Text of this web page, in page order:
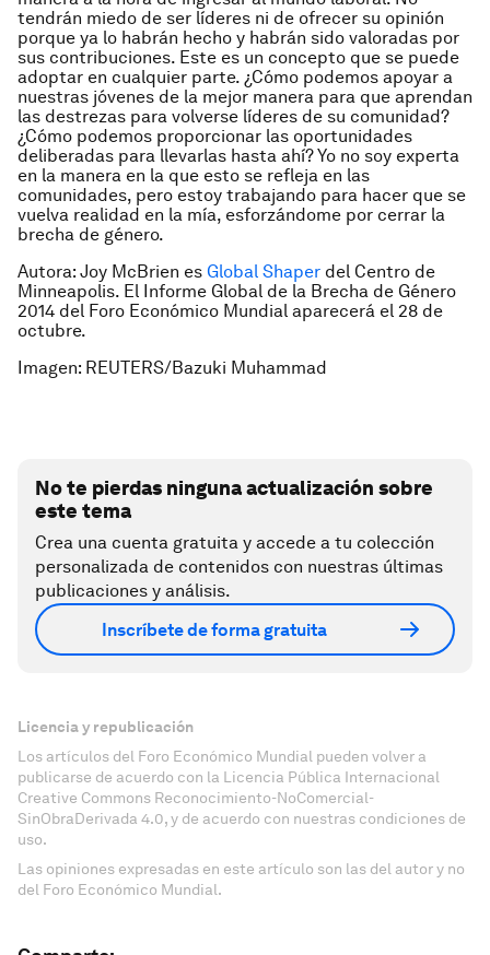
tendrán miedo de ser líderes ni de ofrecer su opinión
porque ya lo habrán hecho y habrán sido valoradas por
sus contribuciones. Este es un concepto que se puede
adoptar en cualquier parte. ¿Cómo podemos apoyar a
nuestras jóvenes de la mejor manera para que aprendan
las destrezas para volverse líderes de su comunidad?
¿Cómo podemos proporcionar las oportunidades
deliberadas para llevarlas hasta ahí? Yo no soy experta
en la manera en la que esto se refleja en las
comunidades, pero estoy trabajando para hacer que se
vuelva realidad en la mía, esforzándome por cerrar la
brecha de género.
Autora: Joy McBrien es Global Shaper del Centro de
Minneapolis. El Informe Global de la Brecha de Género
2014 del Foro Económico Mundial aparecerá el 28 de
octubre.
Imagen: REUTERS/Bazuki Muhammad
No te pierdas ninguna actualización sobre
este tema
Crea una cuenta gratuita y accede a tu colección
personalizada de contenidos con nuestras últimas
publicaciones y análisis.
Inscríbete de forma gratuita
Licencia y republicación
Los artículos del Foro Económico Mundial pueden volver a
publicarse de acuerdo con la Licencia Pública Internacional
Creative Commons Reconocimiento-NoComercial-
SinObraDerivada 4.0, y de acuerdo con nuestras condiciones de
uso.
Las opiniones expresadas en este artículo son las del autor y no
del Foro Económico Mundial.